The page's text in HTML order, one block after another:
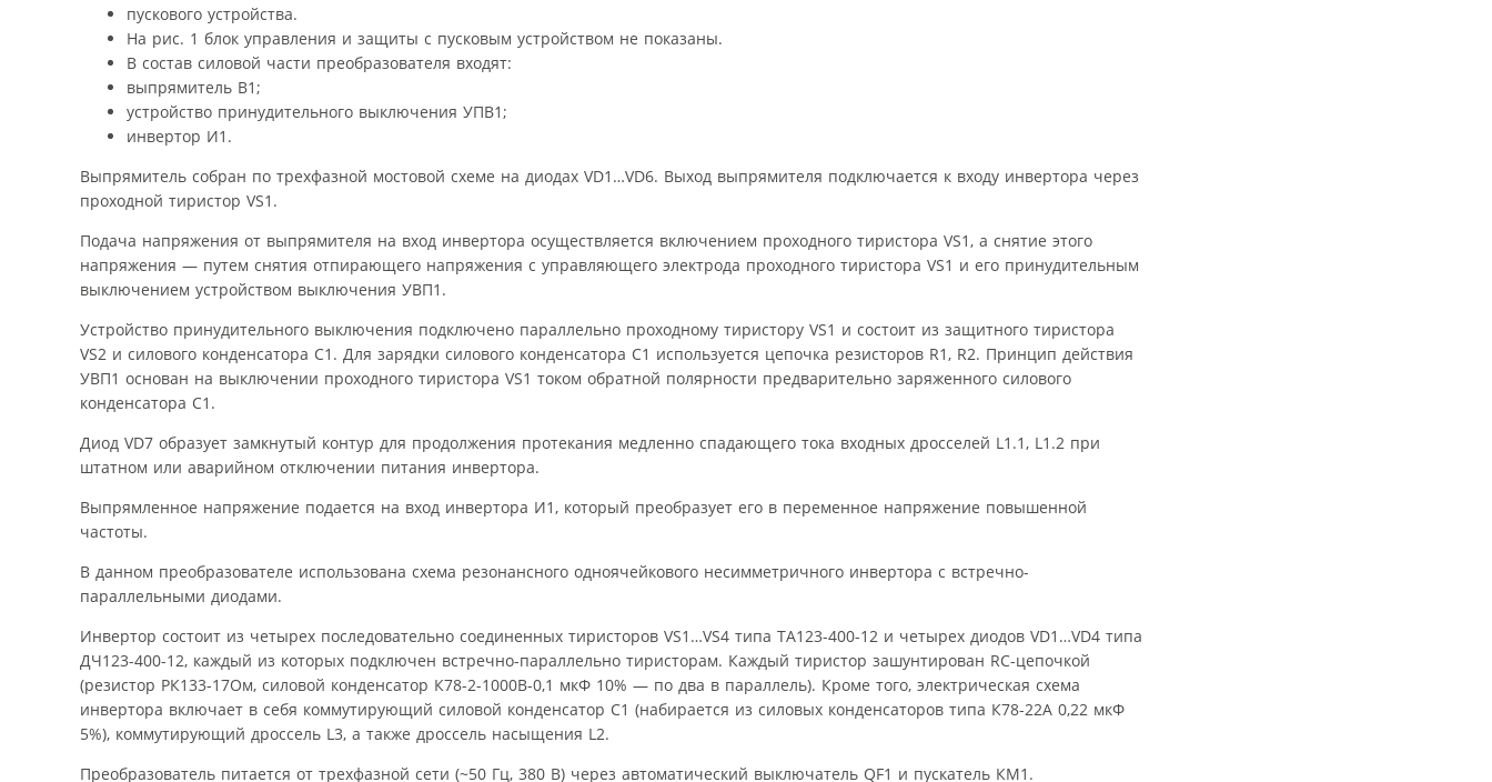
пускового устройства.
На рис. 1 блок управления и защиты с пусковым устройством не показаны.
В состав силовой части преобразователя входят:
выпрямитель В1;
устройство принудительного выключения УПВ1;
инвертор И1.
Выпрямитель собран по трехфазной мостовой схеме на диодах VD1…VD6. Выход выпрямителя подключается к входу инвертора через
проходной тиристор VS1.
Подача напряжения от выпрямителя на вход инвертора осуществляется включением проходного тиристора VS1, а снятие этого
напряжения — путем снятия отпирающего напряжения с управляющего электрода проходного тиристора VS1 и его принудительным
выключением устройством выключения УВП1.
Устройство принудительного выключения подключено параллельно проходному тиристору VS1 и состоит из защитного тиристора
VS2 и силового конденсатора С1. Для зарядки силового конденсатора С1 используется цепочка резисторов R1, R2. Принцип действия
УВП1 основан на выключении проходного тиристора VS1 током обратной полярности предварительно заряженного силового
конденсатора С1.
Диод VD7 образует замкнутый контур для продолжения протекания медленно спадающего тока входных дросселей L1.1, L1.2 при
штатном или аварийном отключении питания инвертора.
Выпрямленное напряжение подается на вход инвертора И1, который преобразует его в переменное напряжение повышенной
частоты.
В данном преобразователе использована схема резонансного одноячейкового несимметричного инвертора с встречно-
параллельными диодами.
Инвертор состоит из четырех последовательно соединенных тиристоров VS1…VS4 типа ТА123-400-12 и четырех диодов VD1…VD4 типа
ДЧ123-400-12, каждый из которых подключен встречно-параллельно тиристорам. Каждый тиристор зашунтирован RC-цепочкой
(резистор РК133-17Ом, силовой конденсатор К78-2-1000В-0,1 мкФ 10% — по два в параллель). Кроме того, электрическая схема
инвертора включает в себя коммутирующий силовой конденсатор С1 (набирается из силовых конденсаторов типа К78-22А 0,22 мкФ
5%), коммутирующий дроссель L3, а также дроссель насыщения L2.
Преобразователь питается от трехфазной сети (~50 Гц, 380 В) через автоматический выключатель QF1 и пускатель КМ1.